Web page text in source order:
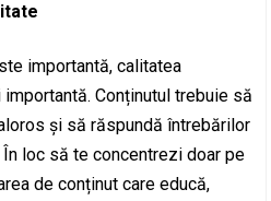
importantă, calitatea
Conținutul trebuie să
și să răspundă întrebărilor
loc să te concentrezi doar pe
de conținut care educă,